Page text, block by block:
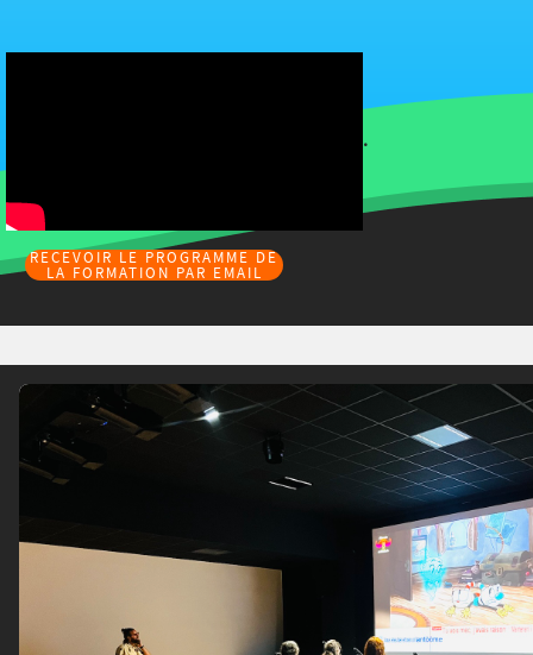
.
RECEVOIR LE PROGRAMME DE
LA FORMATION PAR EMAIL